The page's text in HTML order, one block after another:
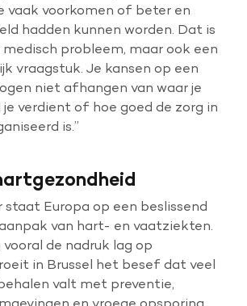
vaak voorkomen of beter en
hadden kunnen worden. Dat is
probleem, maar ook een
vraagstuk. Je kansen op een
niet afhangen van waar je
verdient of hoe goed de zorg in
is.”
staat Europa op een beslissend
van hart- en vaatziekten.
de nadruk lag op
in Brussel het besef dat veel
valt met preventie,
en vroege opsporing